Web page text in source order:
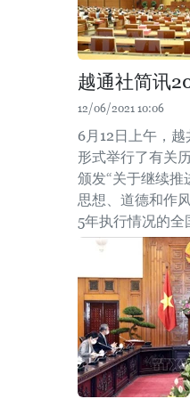
越通社简讯
12/06/2021 10:06
6月12日上午，
形式举行了有关
颁发“关于继续推
思想、道德和作
5年执行情况的全